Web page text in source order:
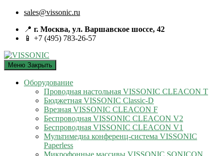
sales@vissonic.ru
📍 г. Москва, ул. Варшавское шоссе, 42
📱 +7 (495) 783-26-57
Меню Закрыть
Оборудование
Проводная настольная VISSONIC CLEACON T
Бюджетная VISSONIC Classic-D
Врезная VISSONIC CLEACON F
Беспроводная VISSONIC CLEACON V2
Беспроводная VISSONIC CLEACON V1
Мультимедиа конференц-система VISSONIC
Paperless
Микрофонные массивы VISSONIC SONICON